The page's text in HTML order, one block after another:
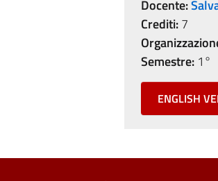
Docente:
Crediti:7
Semestre:1°
ENGLISH